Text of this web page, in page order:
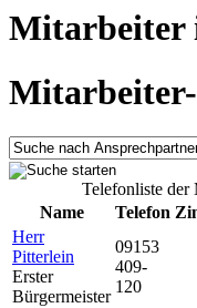
Mitarbeiter
Telefonliste der
Name
Telefon
Herr
Pitterlein
Erster
Bürgermeister
09153
409-
120